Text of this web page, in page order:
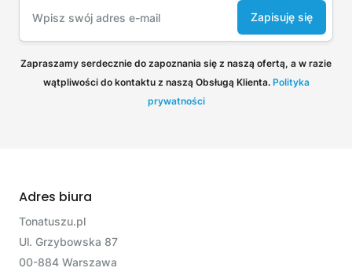
Zapisuję się
Zapraszamy serdecznie do zapoznania się z naszą ofertą, a w razie
wątpliwości do kontaktu z naszą Obsługą Klienta. Polityka
prywatności
Adres biura
Tonatuszu.pl
Ul. Grzybowska 87
00-884 Warszawa